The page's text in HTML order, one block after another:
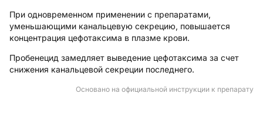
При одновременном применении с препаратами,
уменьшающими канальцевую секрецию, повышается
концентрация цефотаксима в плазме крови.
Пробенецид замедляет выведение цефотаксима за счет
снижения канальцевой секреции последнего.
Основано на официальной инструкции к препарату